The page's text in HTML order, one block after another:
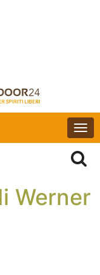
Werner